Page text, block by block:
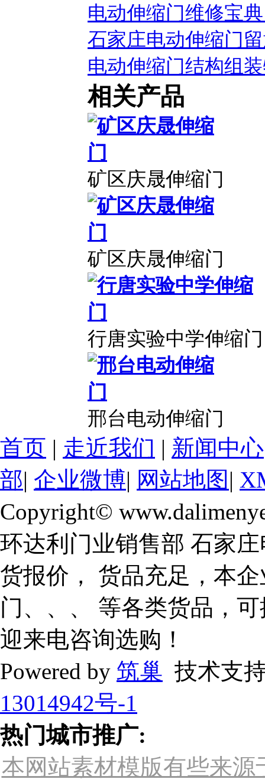
电动伸缩门维修宝
石家庄电动伸缩门
电动伸缩门结构组
相关产品
矿区庆晟伸缩门
矿区庆晟伸缩门
行唐实验中学伸缩门
邢台电动伸缩门
首页 | 走近我们 | 新闻中心
部| 企业微博| 网站地图 |
Copyright©
环达利门业销售部 石家
货报价， 货品充足，本
门、、、 等各类货品，
迎来电咨询选购！
Powered by 筑巢 技术支
13014942号-1
热门城市推广:
本网站素材模版有些来